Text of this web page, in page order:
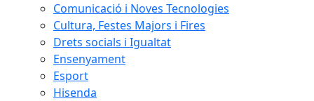
Comunicació i Noves Tecnologies
Cultura, Festes Majors i Fires
Drets socials i Igualtat
Ensenyament
Esport
Hisenda